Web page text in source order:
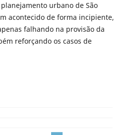
urbano de São
acontecido de forma incipiente,
falhando na provisão da
reforçando os casos de